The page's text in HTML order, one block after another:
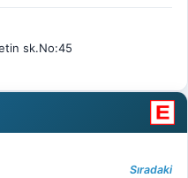
sk.No:45
Sıradaki